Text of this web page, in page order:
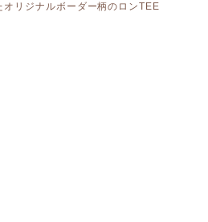
リジナルボーダー柄のロンTEE